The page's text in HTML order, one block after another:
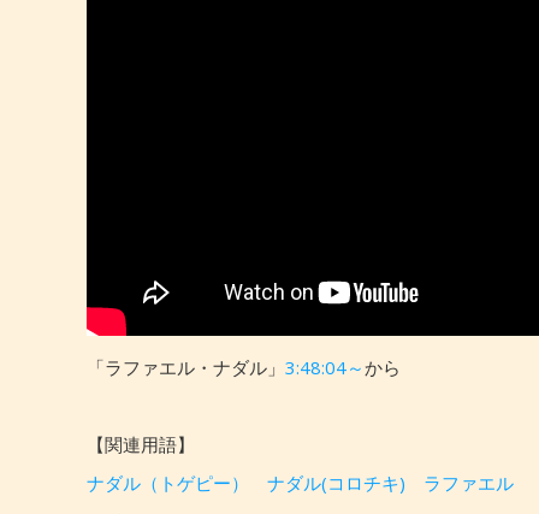
「ラファエル・ナダル」 3:48:04～から
【関連用語】
ナダル（トゲピー）
ナダル(コロチキ)
ラファエル